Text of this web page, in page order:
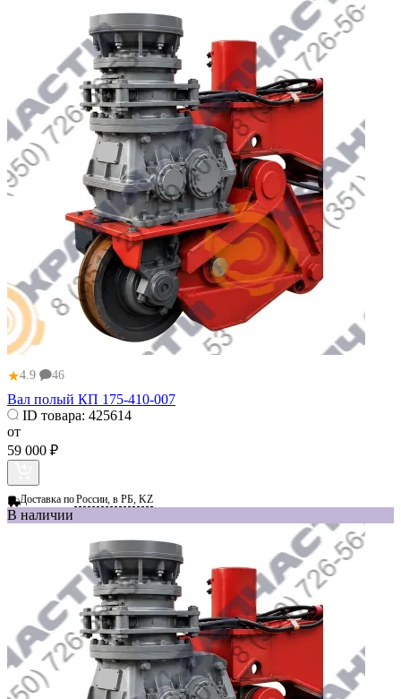
★4.9 46
Вал полый КП 175-410-007
ID товара: 425614
от
59 000 ₽
Доставка поРоссии, в РБ, KZ
В наличии